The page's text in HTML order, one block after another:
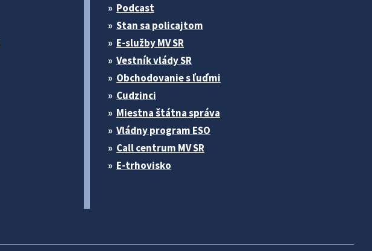
Podcast
Stan sa policajtom
E-služby MV SR
Vestník vlády SR
Obchodovanie s ľuďmi
Cudzinci
Miestna štátna správa
Vládny program ESO
Call centrum MV SR
E-trhovisko